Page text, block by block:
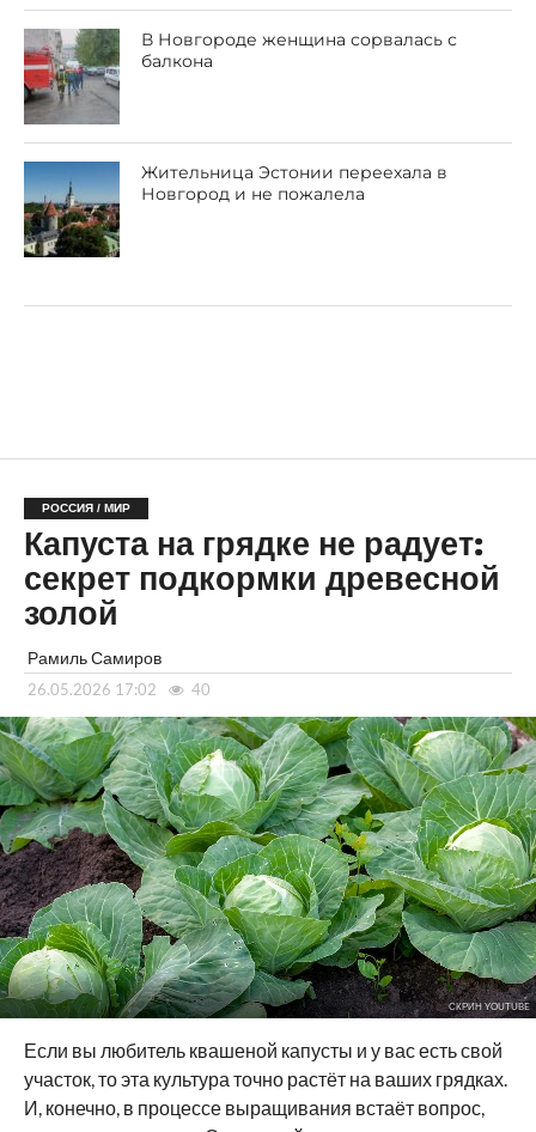
В Новгороде женщина сорвалась с
балкона
Жительница Эстонии переехала в
Новгород и не пожалела
РОССИЯ / МИР
Капуста на грядке не радует:
секрет подкормки древесной
золой
Рамиль Самиров
26.05.2026 17:02 40
СКРИН YOUTUBE
Если вы любитель квашеной капусты и у вас есть свой
участок, то эта культура точно растёт на ваших грядках.
И, конечно, в процессе выращивания встаёт вопрос,